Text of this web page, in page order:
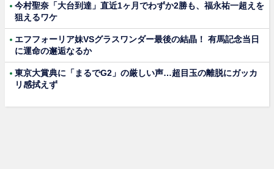
今村聖奈「大台到達」直近1ヶ月でわずか2勝も、福永祐一超えを
狙えるワケ
エフフォーリア妹VSグラスワンダー最後の結晶！ 有馬記念当日
に運命の邂逅なるか
東京大賞典に「まるでG2」の厳しい声…超目玉の離脱にガッカ
リ感拭えず